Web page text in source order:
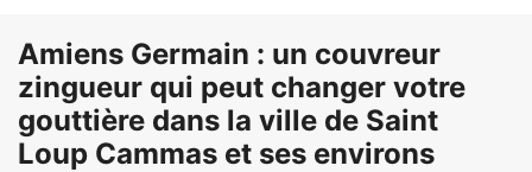
Amiens Germain : un couvreur
zingueur qui peut changer votre
gouttière dans la ville de Saint
Loup Cammas et ses environs